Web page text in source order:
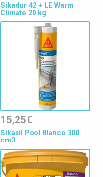
Sikadur 42 + LE Warm
Climate 20 kg
15,25€
Sikasil Pool Blanco 300
cm3